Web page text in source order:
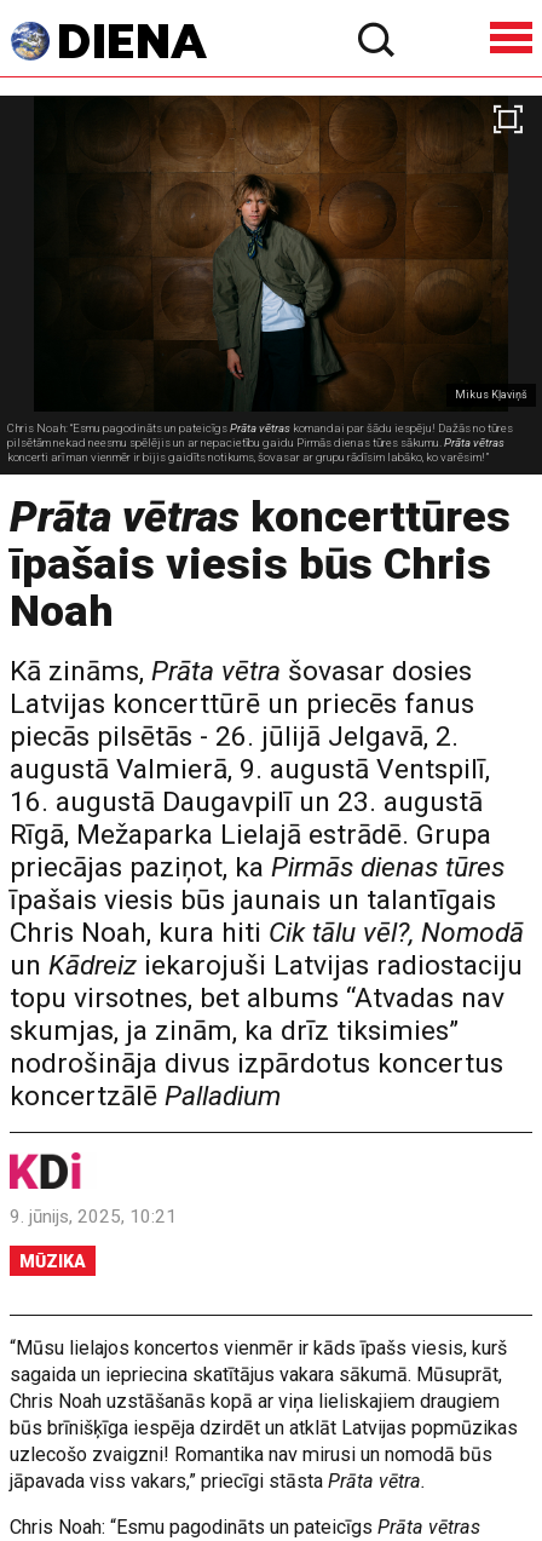
Mikus Kļaviņš
Chris Noah: “Esmu pagodināts un pateicīgsPrāta vētraskomandai par šādu iespēju! Dažās no tūres
pilsētām nekad neesmu spēlējis un ar nepacietību gaidu Pirmās dienas tūres sākumu.Prāta vētras
koncerti arī man vienmēr ir bijis gaidīts notikums, šovasar ar grupu rādīsim labāko, ko varēsim!”
Prāta vētras koncerttūres
īpašais viesis būs Chris
Noah
Kā zināms,Prāta vētra šovasar dosies
Latvijas koncerttūrē un priecēs fanus
piecās pilsētās - 26. jūlijā Jelgavā, 2.
augustā Valmierā, 9. augustā Ventspilī,
16. augustā Daugavpilī un 23. augustā
Rīgā, Mežaparka Lielajā estrādē. Grupa
priecājas paziņot, kaPirmās dienas tūres
īpašais viesis būs jaunais un talantīgais
Chris Noah, kura hiti Cik tālu vēl?, Nomodā
unKādreiz iekarojuši Latvijas radiostaciju
topu virsotnes, bet albums “Atvadas nav
skumjas, ja zinām, ka drīz tiksimies”
nodrošināja divus izpārdotus koncertus
koncertzālēPalladium
9. jūnijs, 2025, 10:21
MŪZIKA
“Mūsu lielajos koncertos vienmēr ir kāds īpašs viesis, kurš
sagaida un iepriecina skatītājus vakara sākumā. Mūsuprāt,
Chris Noah uzstāšanās kopā ar viņa lieliskajiem draugiem
būs brīnišķīga iespēja dzirdēt un atklāt Latvijas popmūzikas
uzlecošo zvaigzni! Romantika nav mirusi un nomodā būs
jāpavada viss vakars,” priecīgi stāstaPrāta vētra.
Chris Noah: “Esmu pagodināts un pateicīgsPrāta vētras